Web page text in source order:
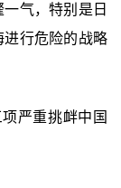
气，特别是日
进行危险的战略
严重挑衅中国